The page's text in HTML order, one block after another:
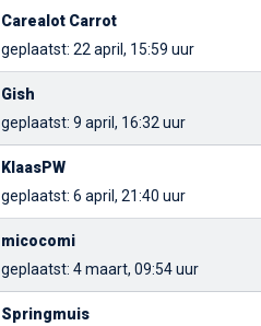
Carealot Carrot
geplaatst: 22 april, 15:59 uur
Gish
geplaatst: 9 april, 16:32 uur
KlaasPW
geplaatst: 6 april, 21:40 uur
micocomi
geplaatst: 4 maart, 09:54 uur
Springmuis